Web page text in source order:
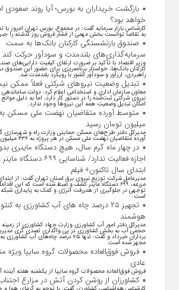
بازگشت خریداران به بورس؛ آیا روند صعودی
خواهد بود؟
کارشناس بازار سرمایه گفت: در مجموع، بورس تهران امروز با
به تقاضا توانست بخش مهمی از فشار فروش روز گذشته را
صندوق بازنشستگی کارکنان بانک‌ها به سمت
سرمایه‌گذاری‌های بلندمدت و سودآور حرکت کند
وزیر اقتصاد با تأکید بر ضرورت ارتقای کیفیت دارایی‌های
کارکنان بانک‌ها، خواستار برنامه‌ریزی برای حضور این صندوق
راهبردی، ارزآور و سودآور کشور با رویکرد بلندمدت شد.
تبدیل وضعیت نیرو‌های شرکتی فعلاً ممکن
نیروی شرکتی ثبت‌شده را در دستور کار دارد، اما به دلیل موانع
امکان تبدیل وضعیت همه این نیرو‌ها وجود ندارد.
میلیون تومان رسید
مدیرکل دفتر طرح‌های مسکن حمایتی وزارت راه و
آورده متقاضیان نهضت ملی مسکن در هر پروژه به ۴۳۶ میلیون تومان رسید
در چهار ماه گرم سال، هیچ دستگاه ماینری
اجازه فعالیت ندارد/ شناسایی
ابتدای سال تاکنون+ فیلم
مزرعه، ۶۹۹ دستگاه ماینر کشف و ضبط شده است که این
توجهی در جلوگیری از هدررفت انرژی و کمک به پایداری
است.
تجهیز ۲۵ درصد چاه های آب کشاورزی به
هوشمند
مدیرکل دفتر امور آب کشاورزی وزارت جهاد کشاورزی از
حجمی آب به بخش کشاورزی در پی واگذاری تصدی گری
برداران خبرداد و گفت: تنها ۲۵ درصد چاه‌های آب
مجهز شده است.
فروش فوق‌العاده محصولات گروه سایپا ویژه
عادی
فروش فوق‌العاده محصولات گروه سایپا از یکشنبه هفته آینده
کشاورزان از روشن کردن آتش در مزارع